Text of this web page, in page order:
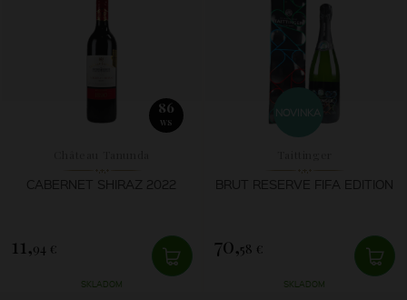
86
WS
CABERNET SHIRAZ 2022
11,94 €
SKLADOM
BRUT RESERVE FIFA EDITION
70,58 €
SKLADOM